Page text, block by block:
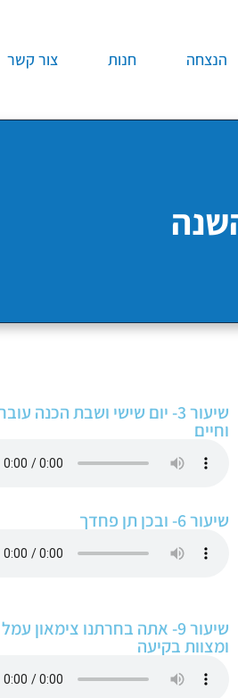
הנצחה חנות צור קשר
שיעור 3- יום שישי ושבת הכנה
וחיים
שיעור 6- ובכן תן פחדך
שיעור 9- אתה בחרתנו צימאון
ומצוות בקיעה